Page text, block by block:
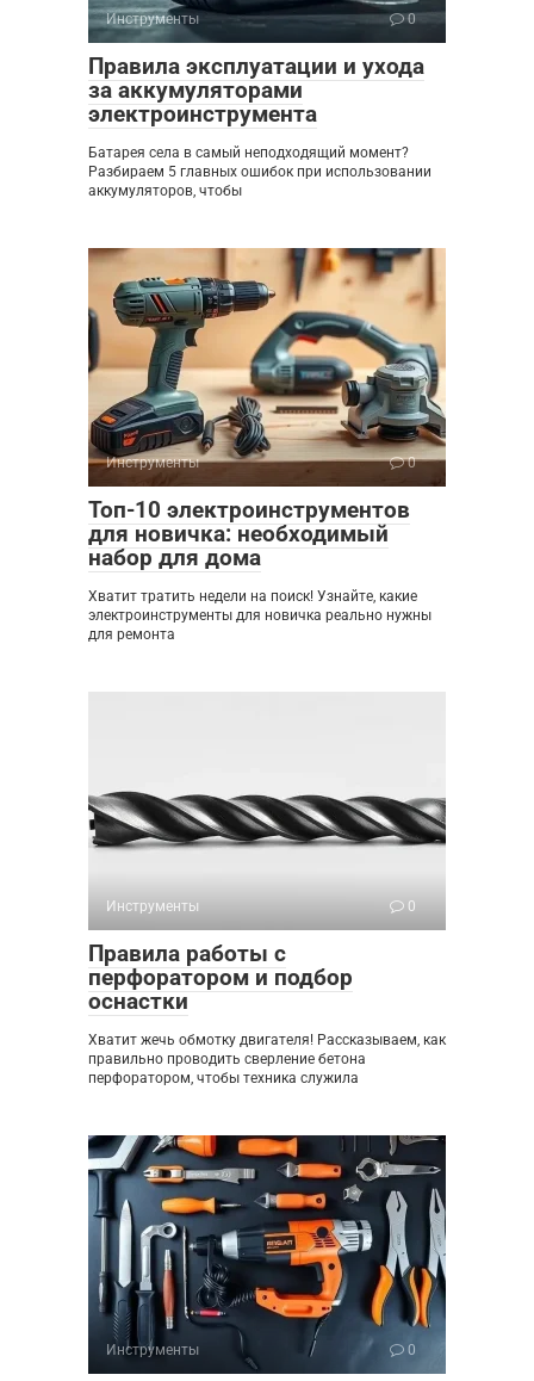
Инструменты 0
Правила эксплуатации и ухода
за аккумуляторами
электроинструмента
Батарея села в самый неподходящий момент?
Разбираем 5 главных ошибок при использовании
аккумуляторов, чтобы
Инструменты 0
Топ-10 электроинструментов
для новичка: необходимый
набор для дома
Хватит тратить недели на поиск! Узнайте, какие
электроинструменты для новичка реально нужны
для ремонта
Инструменты 0
Правила работы с
перфоратором и подбор
оснастки
Хватит жечь обмотку двигателя! Рассказываем, как
правильно проводить сверление бетона
перфоратором, чтобы техника служила
Инструменты 0